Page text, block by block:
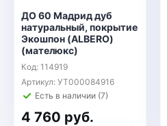
ДО 60 Мадрид дуб
натуральный, покрытие
Экошпон (ALBERO)
(мателюкс)
Код: 114919
Артикул: УТ000084916
Есть в наличии (7)
4 760 руб.